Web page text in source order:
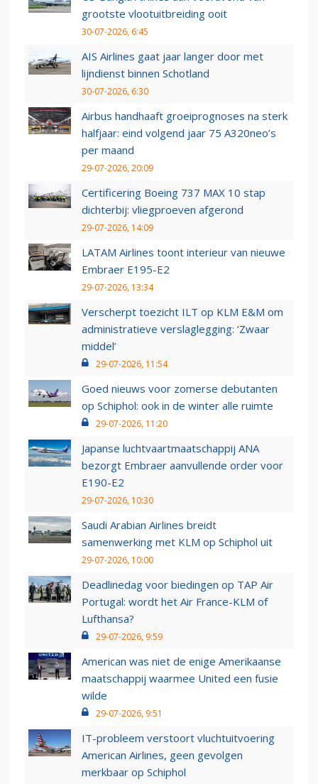
grootste vlootuitbreiding ooit
30-07-2026, 6:45
AIS Airlines gaat jaar langer door met
lijndienst binnen Schotland
30-07-2026, 6:30
Airbus handhaaft groeiprognoses na sterk
halfjaar: eind volgend jaar 75 A320neo’s
per maand
29-07-2026, 20:09
Certificering Boeing 737 MAX 10 stap
dichterbij: vliegproeven afgerond
29-07-2026, 14:09
LATAM Airlines toont interieur van nieuwe
Embraer E195-E2
29-07-2026, 13:34
Verscherpt toezicht ILT op KLM E&M om
administratieve verslaglegging: ‘Zwaar
middel’
29-07-2026, 11:54
Goed nieuws voor zomerse debutanten
op Schiphol: ook in de winter alle ruimte
29-07-2026, 11:20
Japanse luchtvaartmaatschappij ANA
bezorgt Embraer aanvullende order voor
E190-E2
29-07-2026, 10:30
Saudi Arabian Airlines breidt
samenwerking met KLM op Schiphol uit
29-07-2026, 10:00
Deadlinedag voor biedingen op TAP Air
Portugal: wordt het Air France-KLM of
Lufthansa?
29-07-2026, 9:59
American was niet de enige Amerikaanse
maatschappij waarmee United een fusie
wilde
29-07-2026, 9:51
IT-probleem verstoort vluchtuitvoering
American Airlines, geen gevolgen
merkbaar op Schiphol